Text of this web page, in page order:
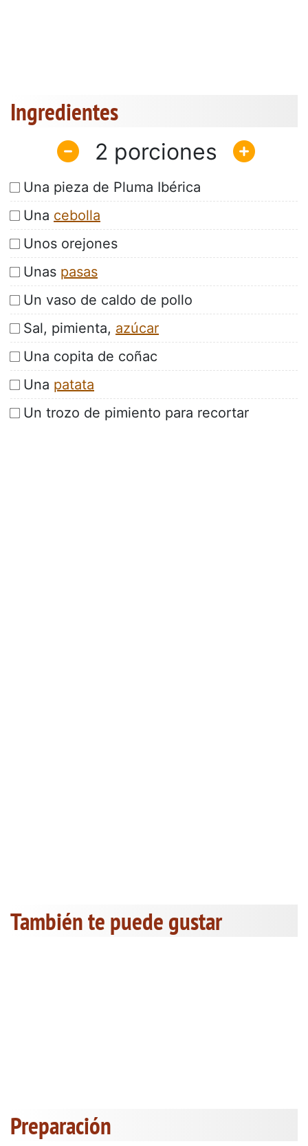
Ingredientes
2
Una pieza de Pluma Ibérica
Una cebolla
Unos orejones
Unas pasas
Un vaso de caldo de pollo
Sal, pimienta, azúcar
Una copita de coñac
Una patata
Un trozo de pimiento para recortar
También te puede gustar
Preparación